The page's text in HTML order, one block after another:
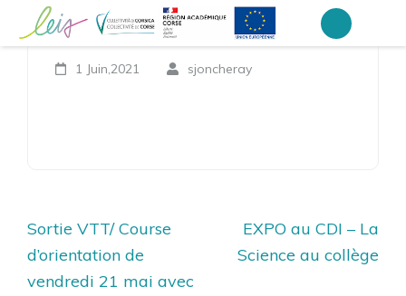
contenuCollège Laetitia Bonaparte – Ajaccio
Promotion Italien
1 Juin,2021 sjoncheray
Navigation
de
l’article
Sortie VTT/ Course
d’orientation de
vendredi 21 mai avec
EXPO au CDI – La
Science au collège